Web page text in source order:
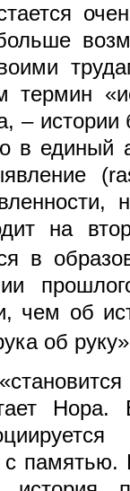
истории
в
на
в
чем об
об
памятью.